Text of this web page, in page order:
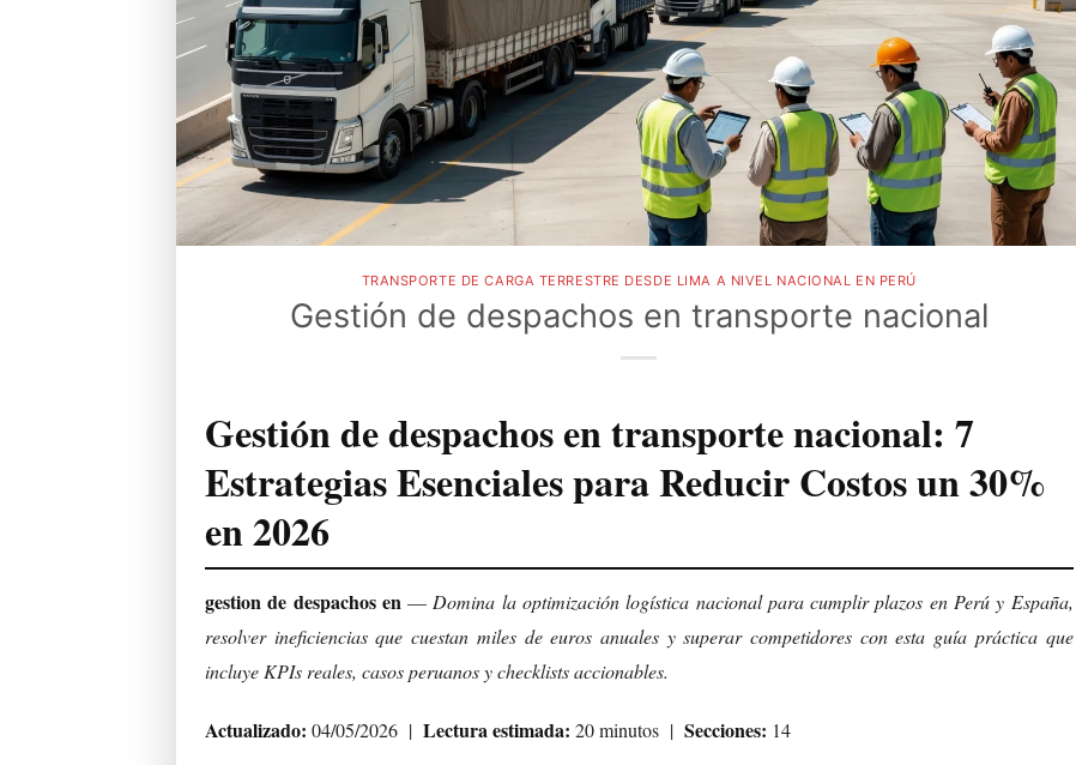
TRANSPORTE DE CARGA TERRESTRE DESDE LIMA A NIVEL NACIONAL EN PERÚ
Gestión de despachos en transporte nacional
Gestión de despachos en transporte nacional: 7
Estrategias Esenciales para Reducir Costos un 30%
en 2026
gestion de despachos en — Domina la optimización logística nacional para cumplir plazos en Perú y España,
resolver ineficiencias que cuestan miles de euros anuales y superar competidores con esta guía práctica que
incluye KPIs reales, casos peruanos y checklists accionables.
Actualizado: 04/05/2026 | Lectura estimada: 20 minutos | Secciones: 14